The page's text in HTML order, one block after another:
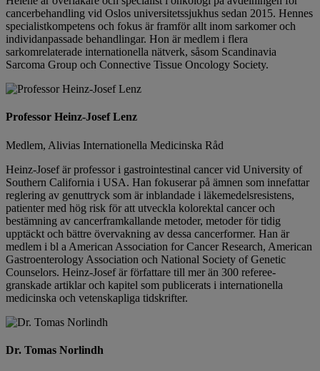
cancerbehandling vid Oslos universitetssjukhus sedan 2015. Hennes
specialistkompetens och fokus är framför allt inom sarkomer och
individanpassade behandlingar. Hon är medlem i flera
sarkomrelaterade internationella nätverk, såsom Scandinavia
Sarcoma Group och Connective Tissue Oncology Society.
Professor Heinz-Josef Lenz
Medlem, Alivias Internationella Medicinska Råd
Heinz-Josef är professor i gastrointestinal cancer vid University of
Southern California i USA. Han fokuserar på ämnen som innefattar
reglering av genuttryck som är inblandade i läkemedelsresistens,
patienter med hög risk för att utveckla kolorektal cancer och
bestämning av cancerframkallande metoder, metoder för tidig
upptäckt och bättre övervakning av dessa cancerformer. Han är
medlem i bl a American Association for Cancer Research, American
Gastroenterology Association och National Society of Genetic
Counselors. Heinz-Josef är författare till mer än 300 referee-
granskade artiklar och kapitel som publicerats i internationella
medicinska och vetenskapliga tidskrifter.
Dr. Tomas Norlindh